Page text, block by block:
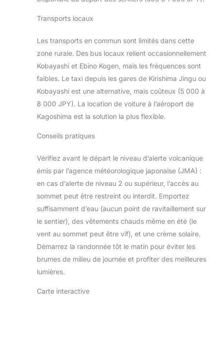
Transports locaux
Les transports en commun sont limités dans cette
zone rurale. Des bus locaux relient occasionnellement
Kobayashi et Ebino Kogen, mais les fréquences sont
faibles. Le taxi depuis les gares de Kirishima Jingu ou
Kobayashi est une alternative, mais coûteux (5 000 à
8 000 JPY). La location de voiture à l’aéroport de
Kagoshima est la solution la plus flexible.
Conseils pratiques
Vérifiez avant le départ le niveau d’alerte volcanique
émis par l’agence météorologique japonaise (JMA) :
en cas d’alerte de niveau 2 ou supérieur, l’accès au
sommet peut être restreint ou interdit. Emportez
suffisamment d’eau (aucun point de ravitaillement sur
le sentier), des vêtements chauds même en été (le
vent au sommet peut être vif), et une crème solaire.
Démarrez la randonnée tôt le matin pour éviter les
brumes de milieu de journée et profiter des meilleures
lumières.
Carte interactive